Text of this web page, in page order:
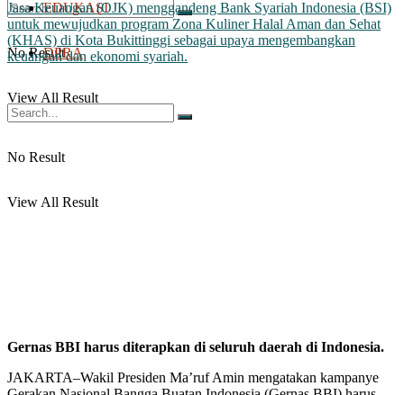
No Result
View All Result
EDUKASI
DPRA
No Result
View All Result
Gernas BBI harus diterapkan di seluruh daerah di Indonesia.
JAKARTA–Wakil Presiden Ma’ruf Amin mengatakan kampanye